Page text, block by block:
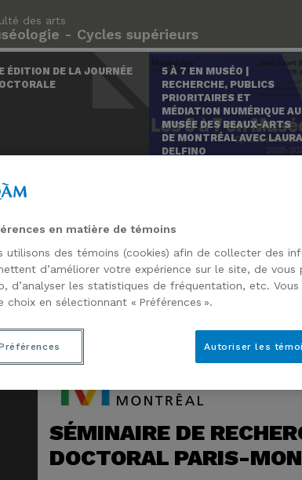
des arts
- Cycles supérieurs
ÉDITION DE LA JOURNÉE
5 À 7 EN MUSÉO |
RECHERCHE, PUBLICS
PRIORITAIRES ET
MÉDIATION NUMÉRIQUE AU
MUSÉE DES BEAUX-ARTS
DE MONTRÉAL AVEC LAURA
DELFINO
SÉMINAIRE DE
DOCTORAL PARIS-
en matière de témoins
utilisons des témoins (cookies) afin de collecter des
d’améliorer votre expérience sur le site, de vous
d’analyser les statistiques de fréquentation, etc.
choix en sélectionnant « Préférences ».
Autoriser les